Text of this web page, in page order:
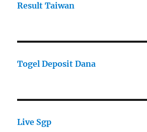
Result Taiwan
Togel Deposit Dana
Live Sgp